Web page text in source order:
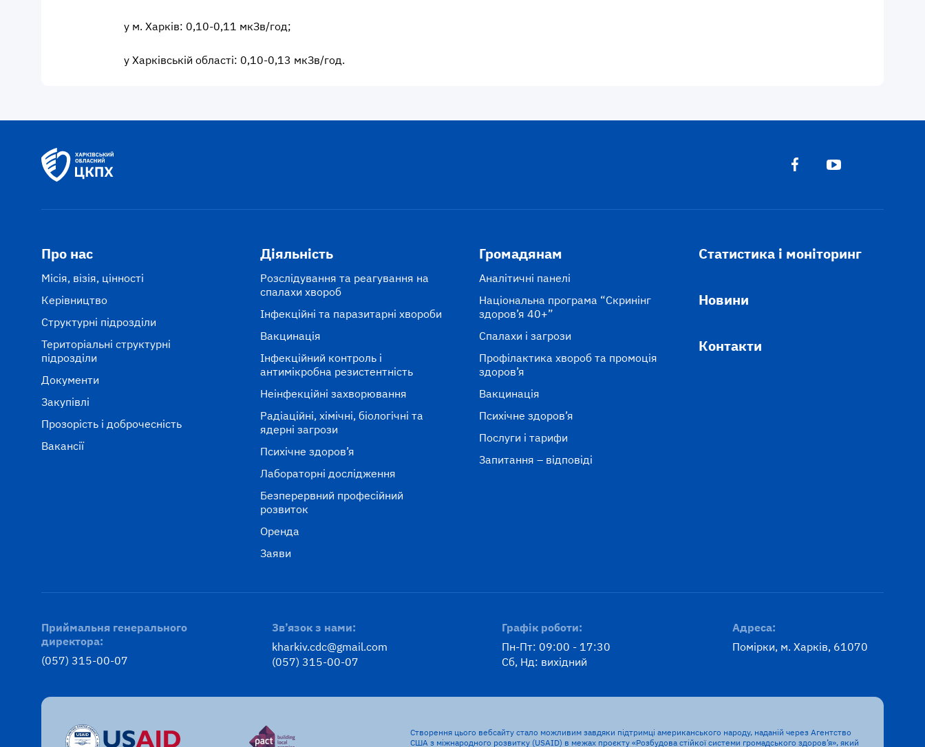
у м. Харків: 0,10-0,11 мкЗв/год;
у Харківській області: 0,10-0,13 мкЗв/год.
Про нас
Місія, візія, цінності
Керівництво
Структурні підрозділи
Територіальні структурні
підрозділи
Документи
Закупівлі
Прозорість і доброчесність
Вакансії
Діяльність
Розслідування та реагування на
спалахи хвороб
Інфекційні та паразитарні хвороби
Вакцинація
Інфекційний контроль і
антимікробна резистентність
Неінфекційні захворювання
Радіаційні, хімічні, біологічні та
ядерні загрози
Психічне здоров’я
Лабораторні дослідження
Безперервний професійний
розвиток
Оренда
Заяви
Громадянам
Аналітичні панелі
Національна програма “Скринінг
здоров’я 40+”
Спалахи і загрози
Профілактика хвороб та промоція
здоров’я
Вакцинація
Психічне здоров’я
Послуги і тарифи
Запитання – відповіді
Статистика і моніторинг
Новини
Контакти
Приймальня генерального
директора:
(057) 315-00-07
Зв’язок з нами:
kharkiv.cdc@gmail.com
(057) 315-00-07
Графік роботи:
Пн-Пт: 09:00 - 17:30
Сб, Нд: вихідний
Адреса:
Помірки, м. Харків, 61070
Створення цього вебсайту стало можливим завдяки підтримці американського народу, наданій через Агентство
США з міжнародного розвитку (USAID) в межах проєкту «Розбудова стійкої системи громадського здоров’я», який